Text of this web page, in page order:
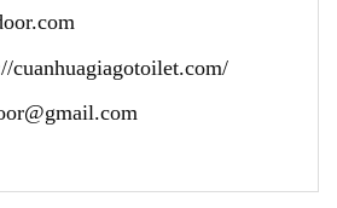
cuanhuagiagotoilet.com/